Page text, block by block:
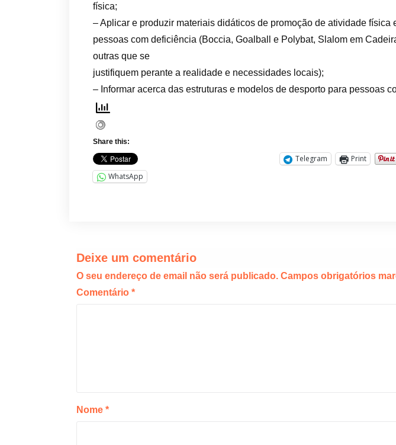
física;
– Aplicar e produzir materiais didáticos de promoção de atividade física
pessoas com deficiência (Boccia, Goalball e Polybat, Slalom em
outras que se
justifiquem perante a realidade e necessidades locais);
– Informar acerca das estruturas e modelos de desporto para pessoas
Share this:
Telegram Print
WhatsApp
Deixe um comentário
O seu endereço de email não será publicado. Campos obrigatórios
Comentário *
Nome *